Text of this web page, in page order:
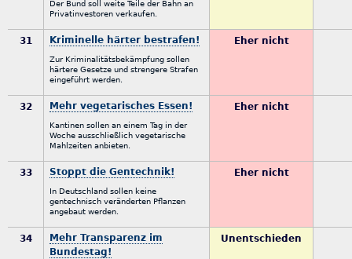
Der Bund soll weite Teile der Bahn an
Privatinvestoren verkaufen.
31 Kriminelle härter bestrafen!
Zur Kriminalitätsbekämpfung sollen
härtere Gesetze und strengere Strafen
eingeführt werden.
Eher nicht
32 Mehr vegetarisches Essen!
Kantinen sollen an einem Tag in der
Woche ausschließlich vegetarische
Mahlzeiten anbieten.
Eher nicht
33 Stoppt die Gentechnik!
In Deutschland sollen keine
gentechnisch veränderten Pflanzen
angebaut werden.
Eher nicht
34
Mehr Transparenz im
Bundestag!
Unentschieden